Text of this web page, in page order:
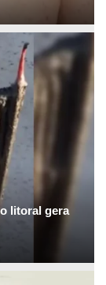
litoral gera